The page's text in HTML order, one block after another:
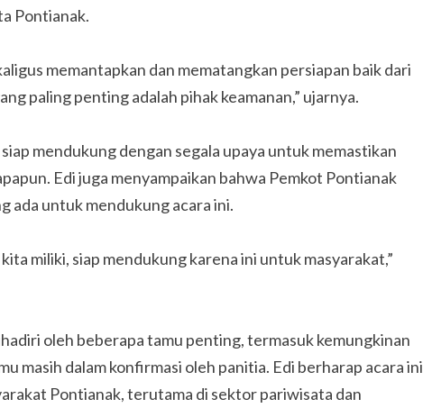
Pontianak.
memantapkan dan mematangkan persiapan baik dari
paling penting adalah pihak keamanan,” ujarnya.
mendukung dengan segala upaya untuk memastikan
Edi juga menyampaikan bahwa Pemkot Pontianak
ada untuk mendukung acara ini.
miliki, siap mendukung karena ini untuk masyarakat,”
oleh beberapa tamu penting, termasuk kemungkinan
masih dalam konfirmasi oleh panitia. Edi berharap acara ini
Pontianak, terutama di sektor pariwisata dan